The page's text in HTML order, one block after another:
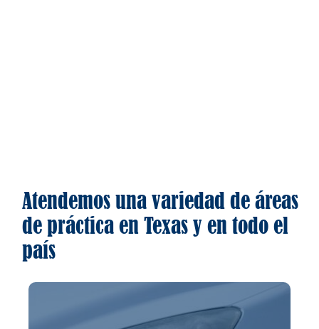
Atendemos una variedad de áreas
de práctica en Texas y en todo el
país
Accidentes